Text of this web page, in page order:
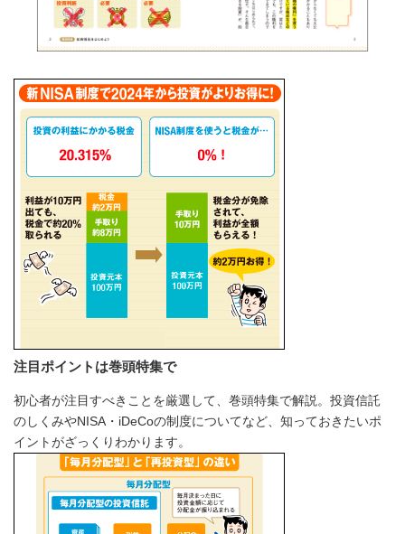
注目ポイントは巻頭特集で
初心者が注目すべきことを厳選して、巻頭特集で解説。投資信託
のしくみやNISA・iDeCoの制度についてなど、知っておきたいポ
イントがざっくりわかります。